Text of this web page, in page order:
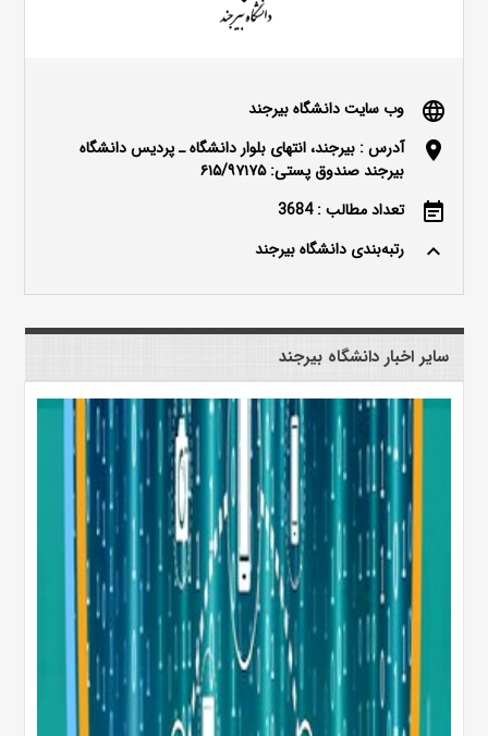
language وب سایت دانشگاه بیرجند
location_on
آدرس : بیرجند، انتهای بلوار دانشگاه ـ پردیس دانشگاه
بیرجند صندوق پستی: ۶۱۵/۹۷۱۷۵
event_note تعداد مطالب : 3684
keyboard_arrow_up رتبه‌بندی دانشگاه بیرجند
سایر اخبار دانشگاه بیرجند